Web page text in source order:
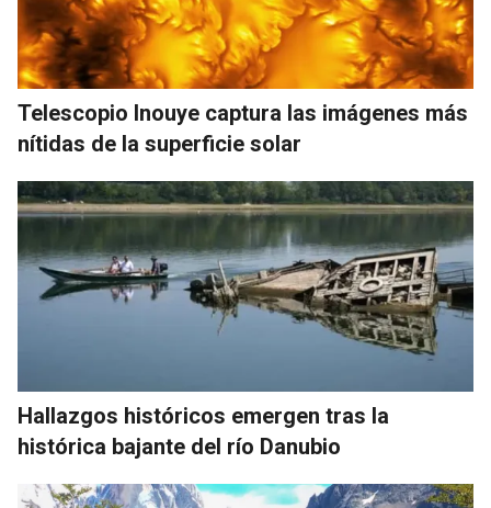
Telescopio Inouye captura las imágenes más
nítidas de la superficie solar
Hallazgos históricos emergen tras la
histórica bajante del río Danubio